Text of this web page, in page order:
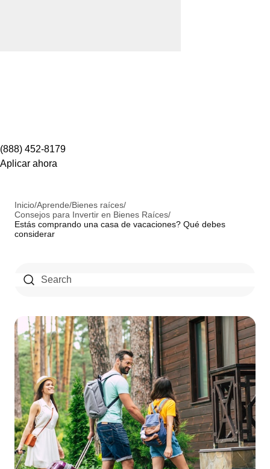
(888) 452-8179
Aplicar ahora
Inicio/Aprende/Bienes raíces/
Consejos para Invertir en Bienes Raíces/
Estás comprando una casa de vacaciones? Qué debes
considerar